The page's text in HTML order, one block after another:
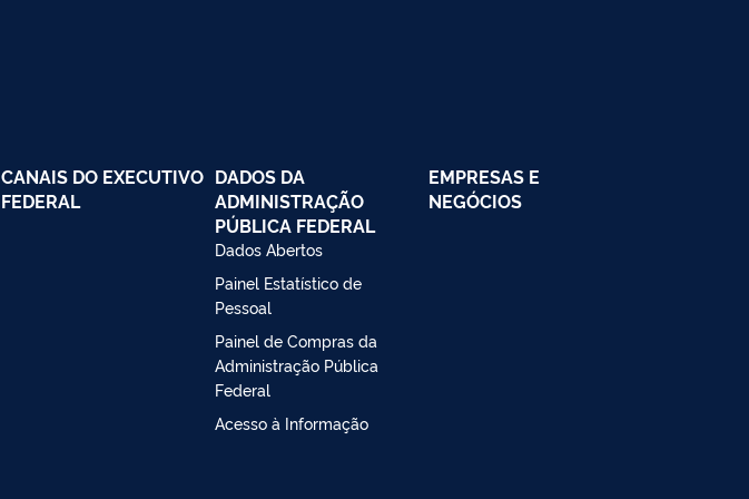
CANAIS DO EXECUTIVO
FEDERAL
DADOS DA
ADMINISTRAÇÃO
PÚBLICA FEDERAL
Dados Abertos
Painel Estatístico de
Pessoal
Painel de Compras da
Administração Pública
Federal
Acesso à Informação
EMPRESAS E
NEGÓCIOS